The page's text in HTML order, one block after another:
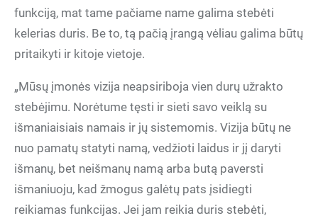
funkciją, mat tame pačiame name galima stebėti
kelerias duris. Be to, tą pačią įrangą vėliau galima būtų
pritaikyti ir kitoje vietoje.
„Mūsų įmonės vizija neapsiriboja vien durų užrakto
stebėjimu. Norėtume tęsti ir sieti savo veiklą su
išmaniaisiais namais ir jų sistemomis. Vizija būtų ne
nuo pamatų statyti namą, vedžioti laidus ir jį daryti
išmanų, bet neišmanų namą arba butą paversti
išmaniuoju, kad žmogus galėtų pats įsidiegti
reikiamas funkcijas. Jei jam reikia duris stebėti,